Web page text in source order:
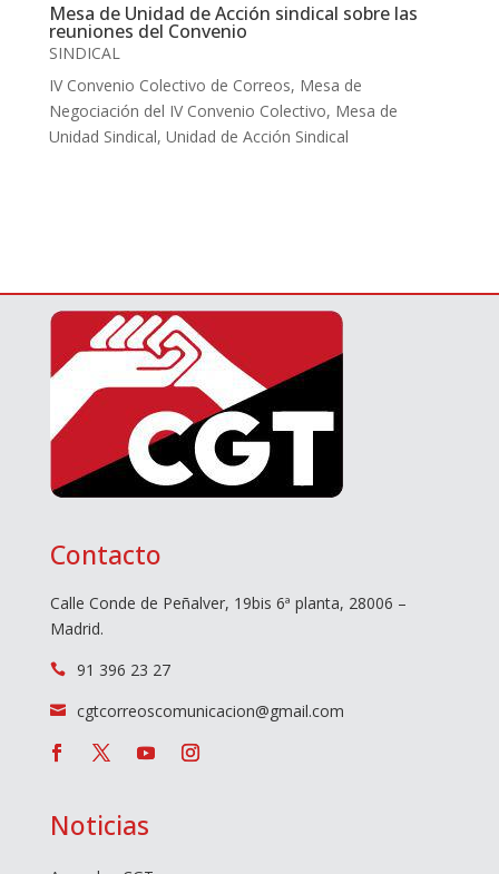
Mesa de Unidad de Acción sindical sobre las
reuniones del Convenio
SINDICAL
IV Convenio Colectivo de Correos, Mesa de
Negociación del IV Convenio Colectivo, Mesa de
Unidad Sindical, Unidad de Acción Sindical
Contacto
Calle Conde de Peñalver, 19bis 6ª planta, 28006 –
Madrid.
 91 396 23 27
 cgtcorreoscomunicacion@gmail.com
Noticias